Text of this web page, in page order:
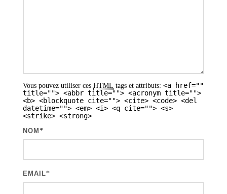
Vous pouvez utiliser ces HTML tags et attributs: <a href=""
title=""> <abbr title=""> <acronym title="">
<b> <blockquote cite=""> <cite> <code> <del
datetime=""> <em> <i> <q cite=""> <s>
<strike> <strong>
NOM *
EMAIL*